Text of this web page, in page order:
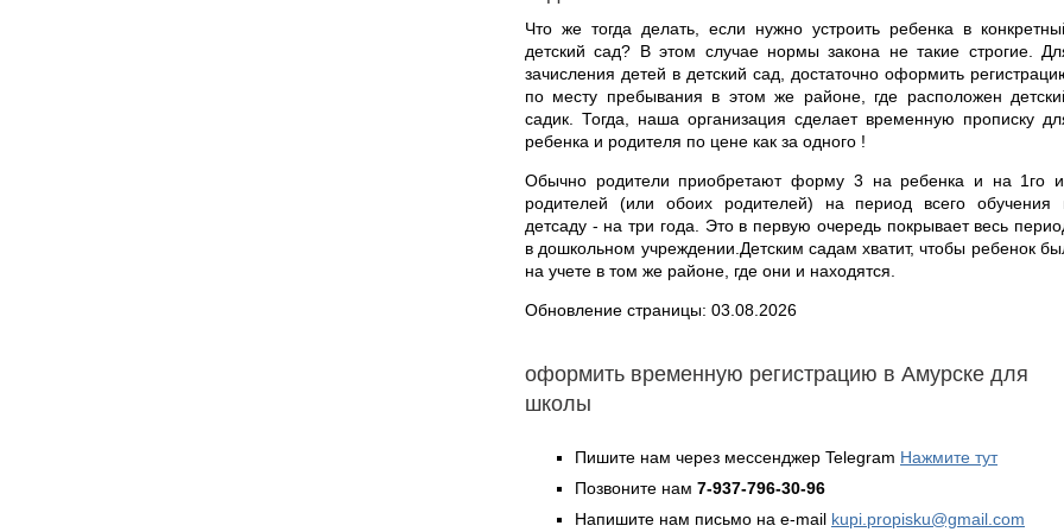
Что же тогда делать, если нужно устроить ребенка в
детский сад? В этом случае нормы закона не такие строгие.
зачисления детей в детский сад, достаточно оформить
по месту пребывания в этом же районе, где расположен
садик. Тогда, наша организация сделает временную прописку
ребенка и родителя по цене как за одного !
Обычно родители приобретают форму 3 на ребенка и на 1го
родителей (или обоих родителей) на период всего обучения
детсаду - на три года. Это в первую очередь покрывает весь
в дошкольном учреждении.Детским садам хватит, чтобы ребенок
на учете в том же районе, где они и находятся.
Обновление страницы: 03.08.2026
оформить временную регистрацию в Амурске для
школы
Пишите нам через мессенджер Telegram Нажмите тут
Позвоните нам 7-937-796-30-96
Напишите нам письмо на e-mail kupi.propisku@gmail.com